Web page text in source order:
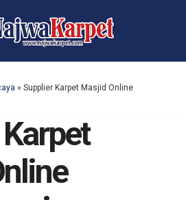
» Supplier Karpet Masjid Online